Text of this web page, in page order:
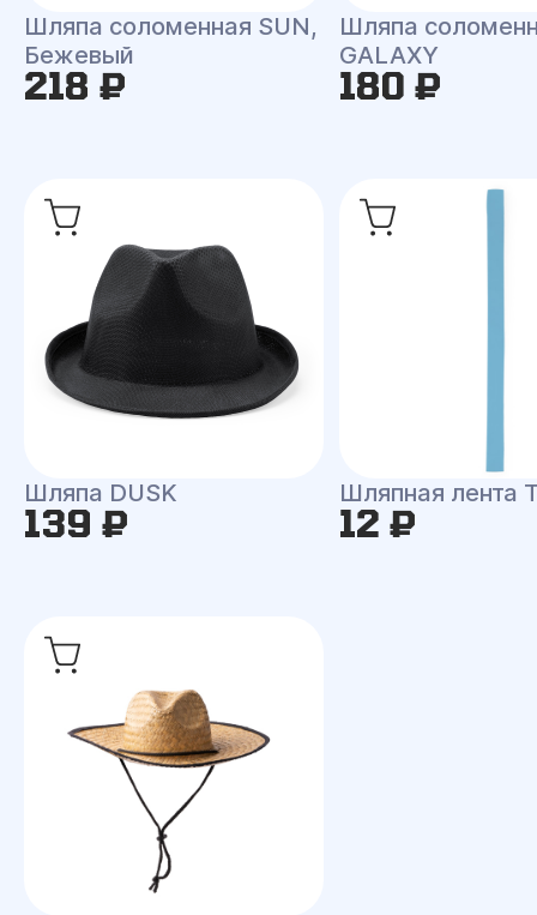
Шляпа соломенная SUN,
Бежевый
218 ₽
Шляпа
GALAXY
180 ₽
Шляпа DUSK
139 ₽
Шляпная лента
12 ₽